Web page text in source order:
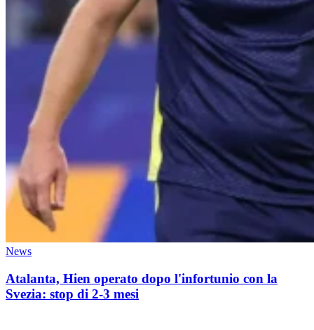
News
Atalanta, Hien operato dopo l'infortunio con la
Svezia: stop di 2-3 mesi